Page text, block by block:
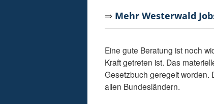
⇒ Mehr Westerwald
Eine gute Beratung ist noch
Kraft getreten ist. Das
Gesetzbuch geregelt worden.
allen Bundesländern.